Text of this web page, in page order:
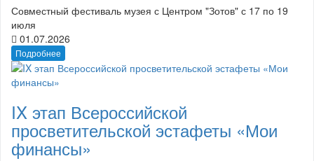
Совместный фестиваль музея с Центром "Зотов" с 17 по 19
июля
01.07.2026
Подробнее
IX этап Всероссийской
просветительской эстафеты «Мои
финансы»